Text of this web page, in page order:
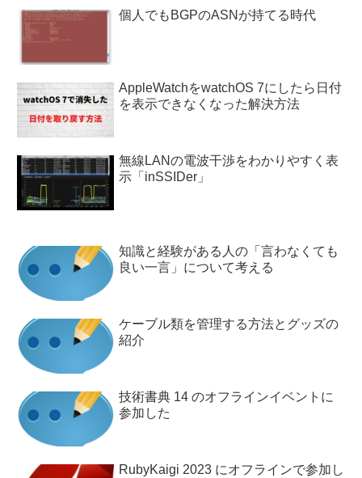
個人でもBGPのASNが持てる時代
AppleWatchをwatchOS 7にしたら日付
を表示できなくなった解決方法
無線LANの電波干渉をわかりやすく表
示「inSSIDer」
知識と経験がある人の「言わなくても
良い一言」について考える
ケーブル類を管理する方法とグッズの
紹介
技術書典 14 のオフラインイベントに
参加した
RubyKaigi 2023 にオフラインで参加し